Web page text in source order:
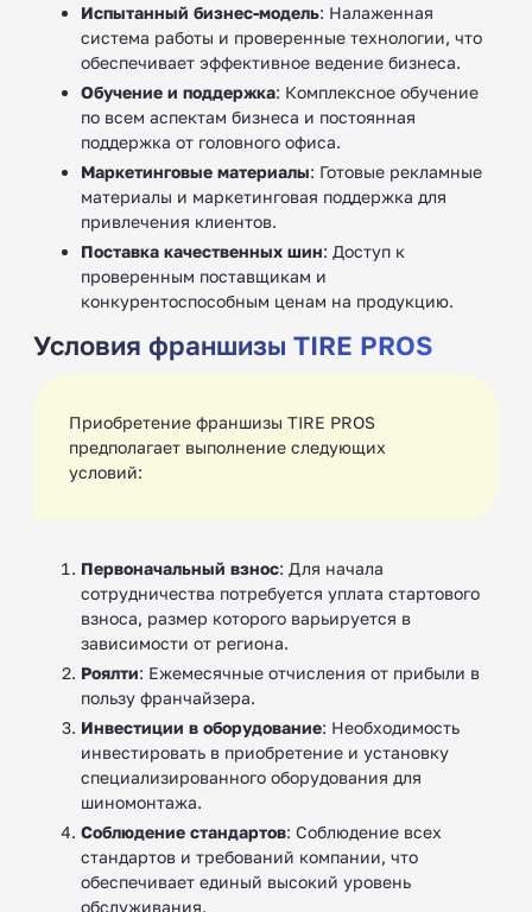
Испытанный бизнес-модель: Налаженная
система работы и проверенные технологии, что
обеспечивает эффективное ведение бизнеса.
Обучение и поддержка: Комплексное обучение
по всем аспектам бизнеса и постоянная
поддержка от головного офиса.
Маркетинговые материалы: Готовые рекламные
материалы и маркетинговая поддержка для
привлечения клиентов.
Поставка качественных шин: Доступ к
проверенным поставщикам и
конкурентоспособным ценам на продукцию.
Условия франшизы TIRE PROS
Приобретение франшизы TIRE PROS
предполагает выполнение следующих
условий:
Первоначальный взнос: Для начала
сотрудничества потребуется уплата стартового
взноса, размер которого варьируется в
зависимости от региона.
Роялти: Ежемесячные отчисления от прибыли в
пользу франчайзера.
Инвестиции в оборудование: Необходимость
инвестировать в приобретение и установку
специализированного оборудования для
шиномонтажа.
Соблюдение стандартов: Соблюдение всех
стандартов и требований компании, что
обеспечивает единый высокий уровень
обслуживания.